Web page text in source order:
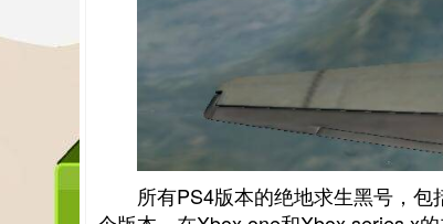
所有PS4版本的绝地求生黑号，